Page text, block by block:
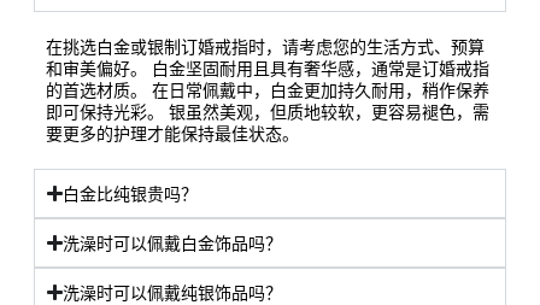
在挑选白金或银制订婚戒指时，请考虑您的生活方式、预算
和审美偏好。 白金坚固耐用且具有奢华感，通常是订婚戒指
的首选材质。 在日常佩戴中，白金更加持久耐用，稍作保养
即可保持光彩。 银虽然美观，但质地较软，更容易褪色，需
要更多的护理才能保持最佳状态。
白金比纯银贵吗？
洗澡时可以佩戴白金饰品吗？
洗澡时可以佩戴纯银饰品吗？